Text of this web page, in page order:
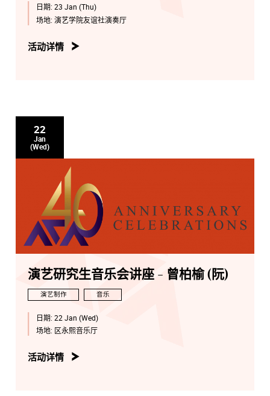
日期: 23 Jan (Thu)
场地: 演艺学院友谊社演奏厅
活动详情
22
Jan
(Wed)
演艺研究生音乐会讲座 - 曾柏榆 (阮)
演艺制作 音乐
日期: 22 Jan (Wed)
场地: 区永熙音乐厅
活动详情